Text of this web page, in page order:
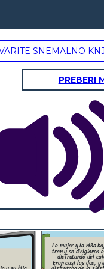
SNEMALNO
PREBERI
La mujer y la niña
tren y se dirigieron
disfrutando del
Eran casi las dos, y